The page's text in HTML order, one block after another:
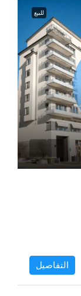
للبيع
التفاصيل